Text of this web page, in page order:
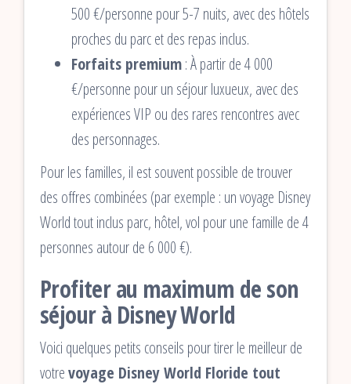
500 €/personne pour 5-7 nuits, avec des hôtels
proches du parc et des repas inclus.
Forfaits premium: À partir de 4 000
€/personne pour un séjour luxueux, avec des
expériences VIP ou des rares rencontres avec
des personnages.
Pour les familles, il est souvent possible de trouver
des offres combinées (par exemple : un voyage Disney
World tout inclus parc, hôtel, vol pour une famille de 4
personnes autour de 6 000 €).
Profiter au maximum de son
séjour à Disney World
Voici quelques petits conseils pour tirer le meilleur de
votrevoyage Disney World Floride tout